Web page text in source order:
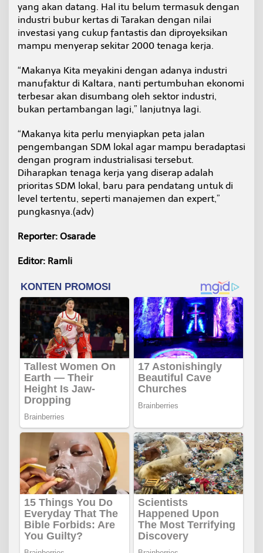
yang akan datang. Hal itu belum termasuk dengan
industri bubur kertas di Tarakan dengan nilai
investasi yang cukup fantastis dan diproyeksikan
mampu menyerap sekitar 2000 tenaga kerja.
“Makanya Kita meyakini dengan adanya industri
manufaktur di Kaltara, nanti pertumbuhan ekonomi
terbesar akan disumbang oleh sektor industri,
bukan pertambangan lagi,” lanjutnya lagi.
“Makanya kita perlu menyiapkan peta jalan
pengembangan SDM lokal agar mampu beradaptasi
dengan program industrialisasi tersebut.
Diharapkan tenaga kerja yang diserap adalah
prioritas SDM lokal, baru para pendatang untuk di
level tertentu, seperti manajemen dan expert,”
pungkasnya.(adv)
Reporter: Osarade
Editor: Ramli